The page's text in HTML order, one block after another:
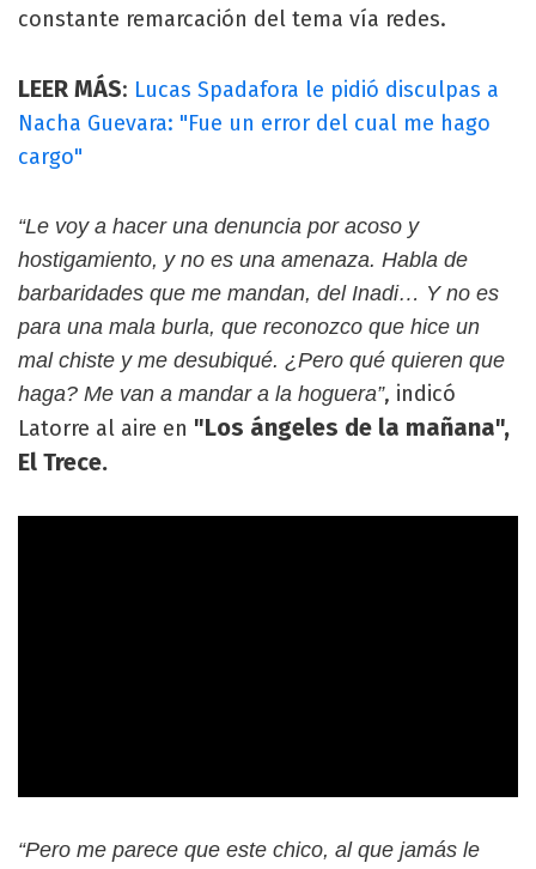
constante remarcación del tema vía redes.
LEER MÁS: Lucas Spadafora le pidió disculpas a
Nacha Guevara: "Fue un error del cual me hago
cargo"
“Le voy a hacer una denuncia por acoso y
hostigamiento, y no es una amenaza. Habla de
barbaridades que me mandan, del Inadi… Y no es
para una mala burla, que reconozco que hice un
mal chiste y me desubiqué. ¿Pero qué quieren que
haga? Me van a mandar a la hoguera”, indicó
Latorre al aire en "Los ángeles de la mañana",
El Trece.
“Pero me parece que este chico, al que jamás le